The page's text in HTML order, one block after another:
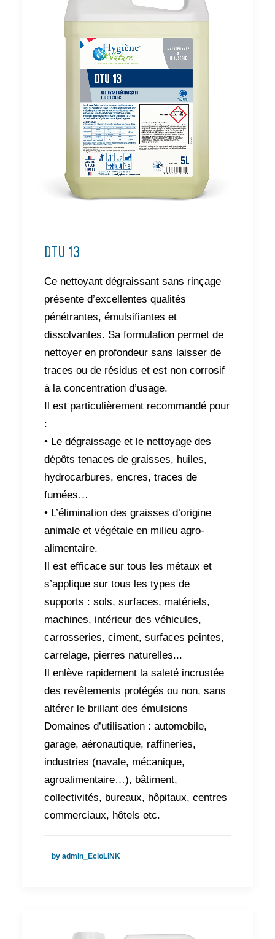
DTU 13
Ce nettoyant dégraissant sans rinçage
présente d’excellentes qualités
pénétrantes, émulsifiantes et
dissolvantes. Sa formulation permet de
nettoyer en profondeur sans laisser de
traces ou de résidus et est non corrosif
à la concentration d’usage.
Il est particulièrement recommandé pour
:
• Le dégraissage et le nettoyage des
dépôts tenaces de graisses, huiles,
hydrocarbures, encres, traces de
fumées…
• L’élimination des graisses d’origine
animale et végétale en milieu agro-
alimentaire.
Il est efficace sur tous les métaux et
s’applique sur tous les types de
supports : sols, surfaces, matériels,
machines, intérieur des véhicules,
carrosseries, ciment, surfaces peintes,
carrelage, pierres naturelles...
Il enlève rapidement la saleté incrustée
des revêtements protégés ou non, sans
altérer le brillant des émulsions
Domaines d’utilisation : automobile,
garage, aéronautique, raffineries,
industries (navale, mécanique,
agroalimentaire…), bâtiment,
collectivités, bureaux, hôpitaux, centres
commerciaux, hôtels etc.
by admin_EcloLINK